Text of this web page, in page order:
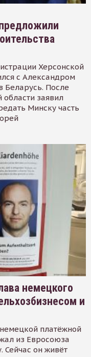
Херсонской
с Александром
Беларусь. После
области заявил
Минску часть
немецкого
и
платёжной
из Евросоюза
Сейчас он живёт